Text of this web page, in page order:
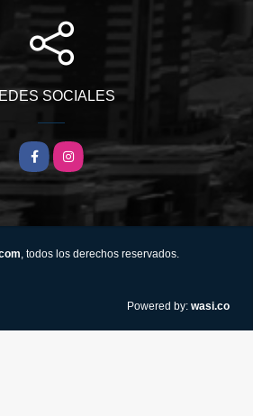
SOCIALES
FacebookInstagram
, todos los derechos reservados.
Powered by: wasi.co